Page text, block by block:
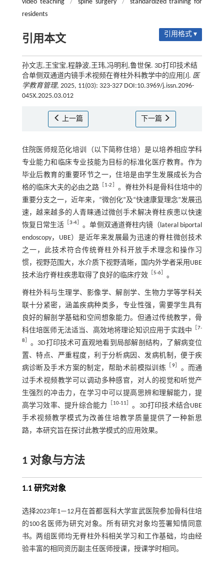
video teaching / spine surgery /
standardized training for
residents
引用本文 引用格式 ▾
孙文志,王宝宝,程静波,王玮,冯明利,鲁世保. 3D打印技术结
合单侧双通道内镜手术视频在脊柱外科教学中的应用[J]. 医
学教育管理, 2025, 11(03): 323-327 DOI:10.3969/j.issn.2096-
045X.2025.03.012
上一篇 下一篇
住院医师规范化培训（以下简称住培）是以培养相应学科
专业能力和临床专业技能为目标的标准化医疗教育。作为
毕业后教育的重要环节之一，住培是由学生发展成长为合
格的临床大夫的必由之路 ［1-2］ 。脊柱外科是骨科住培中的
重要分支之一，近年来，“微创化”及“快速康复理念”发展迅
速，越来越多的人青睐通过微创手术解决脊柱疾患以快速
恢复日常生活 ［3-4］ 。单侧双通道脊柱内镜（lateral biportal
endoscopy，UBE）是近年来发展最为迅速的脊柱微创技术
之一，此技术符合传统脊柱外科开放手术理念和操作习
惯，视野范围大，水介质下视野清晰，国内外学者采用UBE
技术治疗脊柱疾患取得了良好的临床疗效［5-6］ 。
脊柱外科与生理学、影像学、解剖学、生物力学等学科关
联十分紧密，涵盖疾病种类多，专业性强，需要学生具有
良好的解剖学基础和空间想象能力。但通过传统教学，骨
科住培医师无法适当、高效地将理论知识应用于实践中
［7-
8］ 。3D打印技术可直观地看到局部解剖结构，了解病变位
置、特点、严重程度，利于分析病因、发病机制，便于疾
病诊断及手术方案的制定，帮助术前模拟训练
［9］ 。而通
过手术视频教学可以调动多种感官，对人的视觉和听觉产
生强烈的冲击力，在学习中可以提高思辨和理解能力，提
高学习效率、提升综合能力
［10-11］ 。3D打印技术结合UBE
手术视频教学模式为改善住培教学质量提供了一种新思
路，本研究旨在探讨此教学模式的应用效果。
1 对象与方法
1.1 研究对象
选择2023年1—12月在首都医科大学宣武医院参加骨科住培
的100名医师为研究对象。所有研究对象均签署知情同意
书。两组医师均无脊柱外科相关学习和工作基础，均由经
验丰富的相同资历副主任医师授课，授课学时相同。